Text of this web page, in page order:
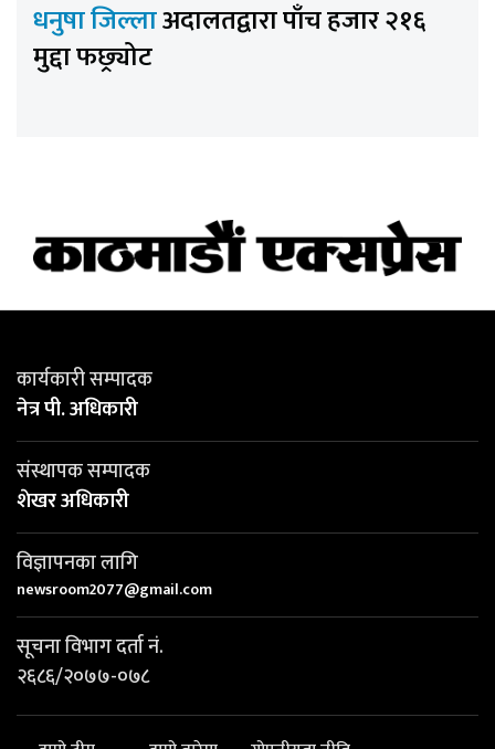
धनुषा जिल्लाअदालतद्वारा पाँच हजार २१६
मुद्दा फछ्र्योट
कार्यकारी सम्पादक
नेत्र पी. अधिकारी
संस्थापक सम्पादक
शेखर अधिकारी
विज्ञापनका लागि
newsroom2077@gmail.com
सूचना विभाग दर्ता नं.
२६८६/२०७७-०७८